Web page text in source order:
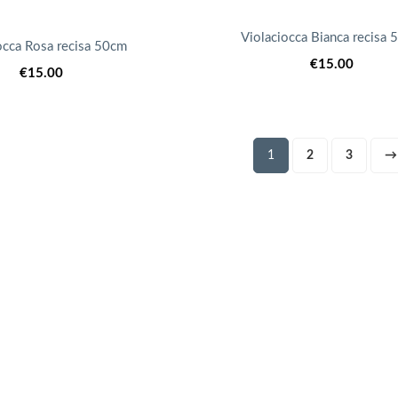
Rosa recisa 50cm
€15.00
Violaciocca Bianca recisa
€15.00
1 2 3 →